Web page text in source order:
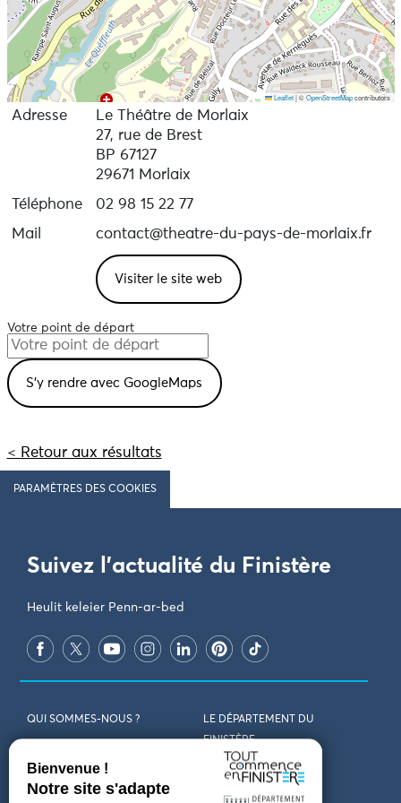
Leaflet |©OpenStreetMapcontributors
Adresse
Le Théâtre de Morlaix
27, rue de Brest
BP 67127
29671 Morlaix
Téléphone
02 98 15 22 77
Mail
contact@theatre-du-pays-de-morlaix.fr
Visiter le site web
Votre point de départ
< Retour aux résultats
PARAMÈTRES DES COOKIES
Suivez l'actualité du Finistère
Heulit keleier Penn-ar-bed
QUI SOMMES-NOUS ?
LE DÉPARTEMENT DU
FINISTÈRE
REJOIGNEZ-NOUS VENIR EN FINISTÈRE